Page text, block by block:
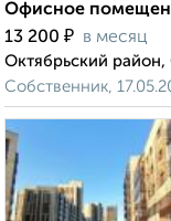
Офисное
13 200 ₽ в месяц
Октябрьский
Собственник,